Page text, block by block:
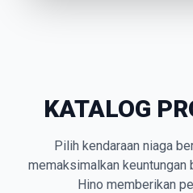
KATALOG
Pilih kendaraan niaga
memaksimalkan
Hino memberikan